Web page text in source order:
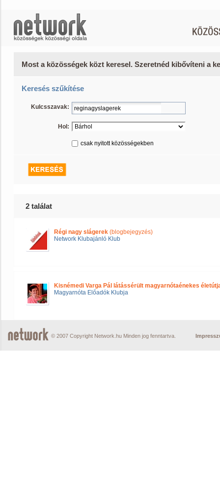
Most a közösségek közt keresel. Szeretnéd kibővíteni a
Keresés szűkítése
Kulcsszavak:
Hol:
csak nyitott közösségekben
2 találat
Régi nagy slágerek (blogbejegyzés)
Network Klubajánló Klub
Kisnémedi Varga Pál látássérült magyarnótaénekes
Magyarnóta Előadók Klubja
© 2007 Copyright Network.hu Minden jog fenntartva.